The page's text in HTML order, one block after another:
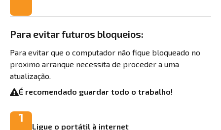
Para evitar futuros bloqueios:
Para evitar que o computador não fique bloqueado no
proximo arranque necessita de proceder a uma
atualização.
É recomendado guardar todo o trabalho!
1
Ligue o portátil à internet